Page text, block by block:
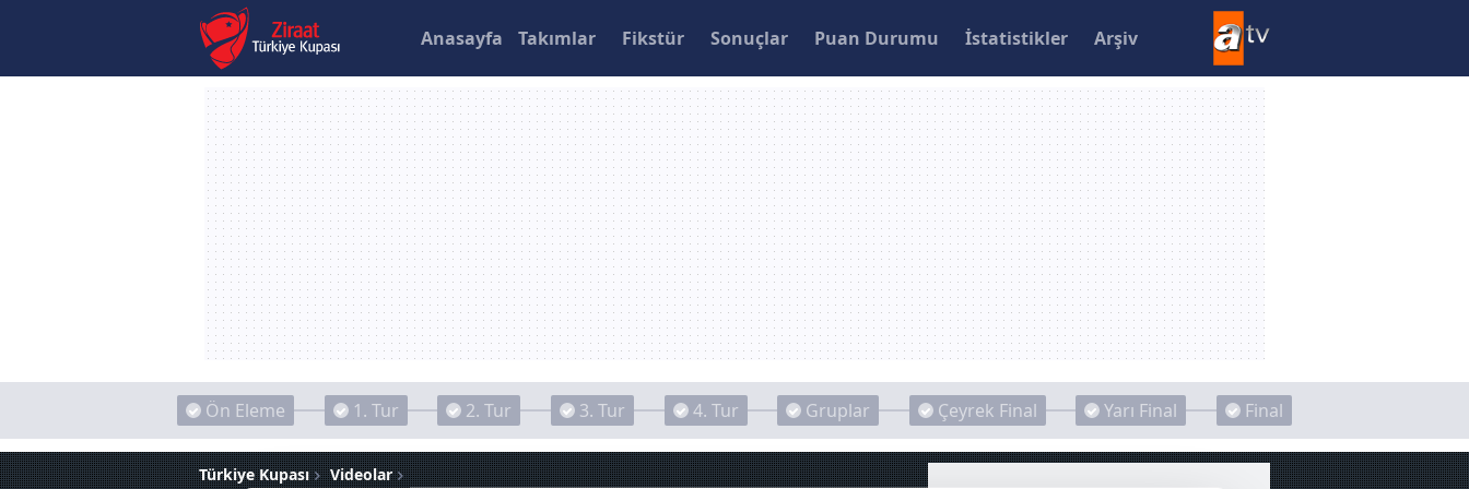
Anasayfa Takımlar Fikstür Sonuçlar Puan Durumu İstatistikler Arşiv
Ön Eleme 1. Tur 2. Tur 3. Tur 4. Tur Gruplar Çeyrek Final Yarı Final Final
Türkiye Kupası
Videolar